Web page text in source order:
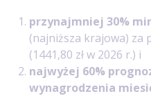
przynajmniej 30%
(najniższa krajowa) za
(1441,80 zł w 2026 r.) i
najwyżej 60%
wynagrodzenia